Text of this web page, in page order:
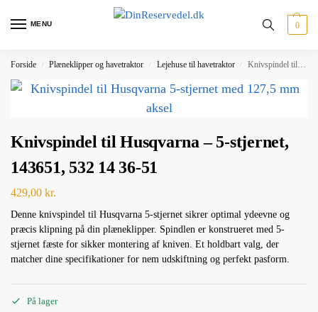
MENU 0
Forside / Plæneklipper og havetraktor / Lejehuse til havetraktor / Knivspindel til Husqvarna – 5-stjernet, 143651, 532 14 36-51
Knivspindel til Husqvarna – 5-stjernet,
143651, 532 14 36-51
429,00 kr.
Denne knivspindel til Husqvarna 5-stjernet sikrer optimal ydeevne og
præcis klipning på din plæneklipper. Spindlen er konstrueret med 5-
stjernet fæste for sikker montering af kniven. Et holdbart valg, der
matcher dine specifikationer for nem udskiftning og perfekt pasform.
På lager